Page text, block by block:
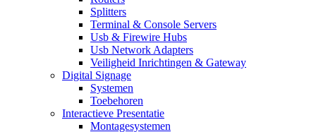
Splitters
Terminal & Console Servers
Usb & Firewire Hubs
Usb Network Adapters
Veiligheid Inrichtingen & Gateway
Digital Signage
Systemen
Toebehoren
Interactieve Presentatie
Montagesystemen